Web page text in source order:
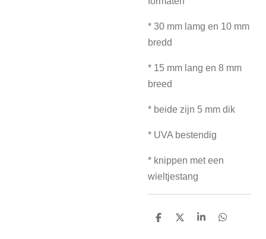
* 30 mm lamg en 10 mm
bredd
* 15 mm lang en 8 mm
breed
* beide zijn 5 mm dik
* UVA bestendig
* knippen met een
wieltjestang
D
D
S
D